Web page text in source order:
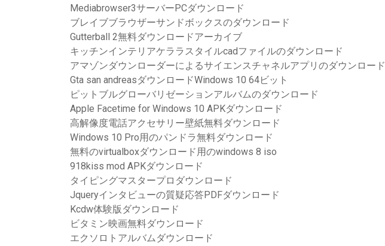
Mediabrowser3サーバーPCダウンロード
ブレイブブラウザーサンドボックスのダウンロード
Gutterball 2無料ダウンロードアーカイブ
キッチンインテリアケララスタイルcadファイルのダウンロード
アマゾンダウンローダーによるサイエンスチャネルアプリのダウンロード
Gta san andreasダウンロードWindows 10 64ビット
ピットブルグローバリゼーションアルバムのダウンロード
Apple Facetime for Windows 10 APKダウンロード
高解像度電話アクセサリー壁紙無料ダウンロード
Windows 10 Pro用のパンドラ無料ダウンロード
無料のvirtualboxダウンロード用のwindows 8 iso
918kiss mod APKダウンロード
タイピングマスタープロダウンロード
Jqueryインタビューの質疑応答PDFダウンロード
Kcdw体験版ダウンロード
ビタミン映画無料ダウンロード
エクソロトアルバムダウンロード